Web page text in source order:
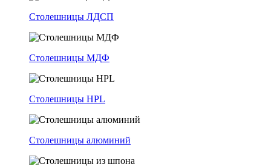
Столешницы ЛДСП
Столешницы МДФ
Столешницы HPL
Столешницы алюминий